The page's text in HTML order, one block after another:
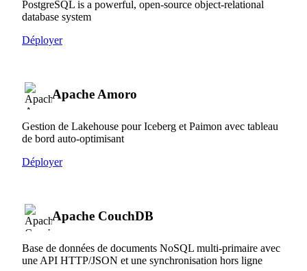
PostgreSQL is a powerful, open-source object-relational
database system
Déployer
Apache Amoro
Gestion de Lakehouse pour Iceberg et Paimon avec tableau
de bord auto-optimisant
Déployer
Apache CouchDB
Base de données de documents NoSQL multi-primaire avec
une API HTTP/JSON et une synchronisation hors ligne